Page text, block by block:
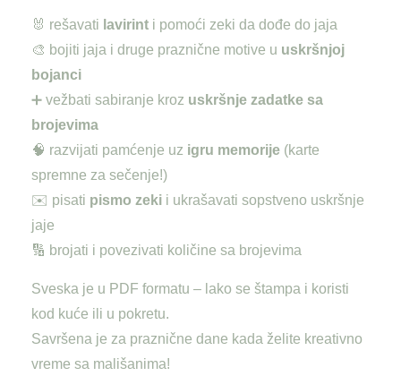
🐰 rešavati lavirint i pomoći zeki da dođe do jaja
🎨 bojiti jaja i druge praznične motive u uskršnjoj
bojanci
➕ vežbati sabiranje kroz uskršnje zadatke sa
brojevima
🧠 razvijati pamćenje uz igru memorije (karte
spremne za sečenje!)
✉️ pisati pismo zeki i ukrašavati sopstveno uskršnje
jaje
🔢 brojati i povezivati količine sa brojevima
Sveska je u PDF formatu – lako se štampa i koristi
kod kuće ili u pokretu.
Savršena je za praznične dane kada želite kreativno
vreme sa mališanima!